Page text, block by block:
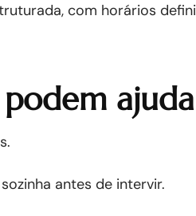
com horários
antes de intervir.